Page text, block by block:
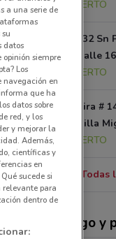
2.2 km
ABIERTO
Calle 10 # 132
Toltecas y Calle
2.3 km
ABIERTO
Av Parque Lira #
Diez de Bonilla
2.4 km
ABIERTO
Todas
catálogo y
a una serie de
datos
opinión siempre
Los
navegación en
que ha
datos sobre
red, y los
y mejorar la
Además,
científicas y
en
sucede si
relevante para
dentro de